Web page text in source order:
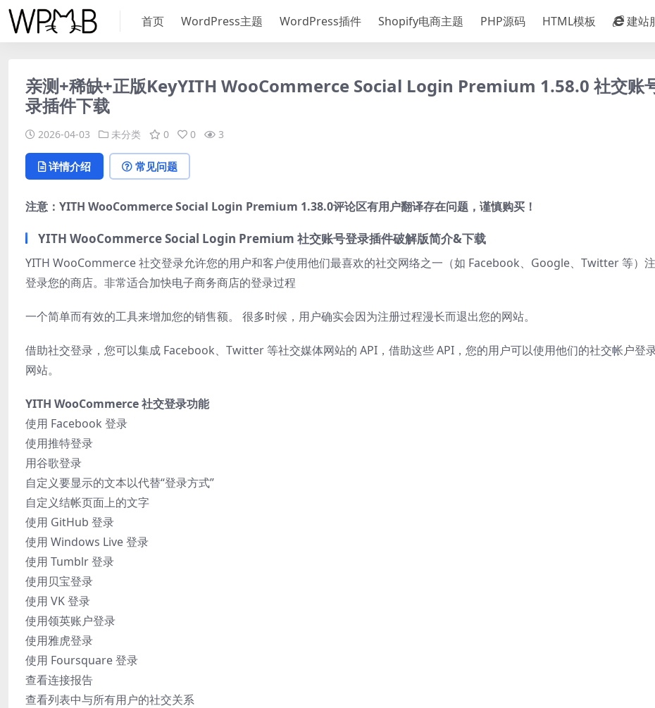
首页 WordPress主题 WordPress插件 Shopify电商主题 PHP源码 HTML模板 建站
亲测+稀缺+正版KeyYITH WooCommerce Social Login Premium 1.58.0 社交账
录插件下载
2026-04-03 未分类 0 0 3
详情介绍 常见问题
注意：YITH WooCommerce Social Login Premium 1.38.0评论区有用户翻译存在问题，谨慎购买！
YITH WooCommerce Social Login Premium 社交账号登录插件破解版简介&下载
YITH WooCommerce 社交登录允许您的用户和客户使用他们最喜欢的社交网络之一（如 Facebook、Google、Twitter 等）
登录您的商店。非常适合加快电子商务商店的登录过程
一个简单而有效的工具来增加您的销售额。 很多时候，用户确实会因为注册过程漫长而退出您的网站。
借助社交登录，您可以集成 Facebook、Twitter 等社交媒体网站的 API，借助这些 API，您的用户可以使用他们的社交帐户登
网站。
YITH WooCommerce 社交登录功能
使用 Facebook 登录
使用推特登录
用谷歌登录
自定义要显示的文本以代替“登录方式”
自定义结帐页面上的文字
使用 GitHub 登录
使用 Windows Live 登录
使用 Tumblr 登录
使用贝宝登录
使用 VK 登录
使用领英账户登录
使用雅虎登录
使用 Foursquare 登录
查看连接报告
查看列表中与所有用户的社交关系